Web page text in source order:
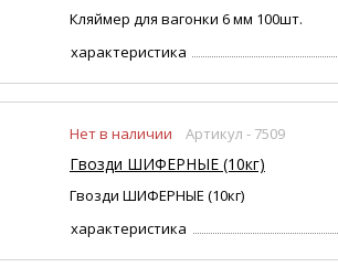
Кляймер для вагонки 6 мм 100шт.
характеристика
Нет в наличии Артикул - 7509
Гвозди ШИФЕРНЫЕ (10кг)
Гвозди ШИФЕРНЫЕ (10кг)
характеристика